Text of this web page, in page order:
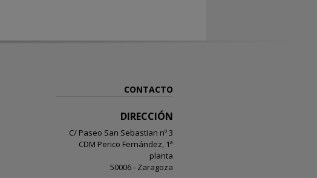
CONTACTO
DIRECCIÓN
C/ Paseo San Sebastian nº 3
CDM Perico Fernández, 1ª
planta
50006 - Zaragoza